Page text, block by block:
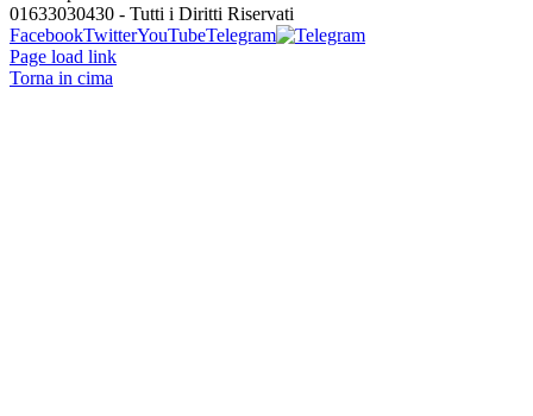
01633030430 - Tutti i Diritti Riservati
FacebookTwitterYouTubeTelegram
Page load link
Torna in cima